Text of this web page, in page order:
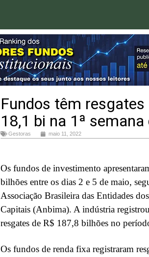
Fundos têm resgates
18,1 bi na 1ª
Gestoras maio 11, 2022
Os fundos de investimento
bilhões entre os dias 2 e 5 de maio,
Associação Brasileira das Entidades
Capitais (Anbima). A indústria
resgates de R$ 187,8 bilhões no
Os fundos de renda fixa registraram